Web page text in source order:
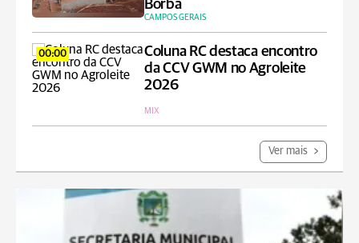
Borba
CAMPOS GERAIS
00:00
Coluna RC destaca encontro
da CCV GWM no Agroleite
2026
MIX
Ver mais